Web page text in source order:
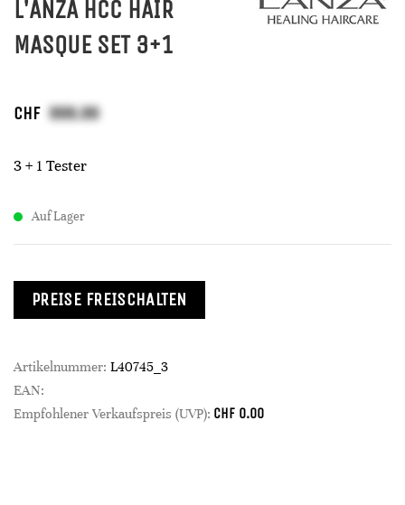
L'ANZA HCC HAIR
MASQUE SET 3+1
CHF
3 + 1 Tester
Auf Lager
PREISE FREISCHALTEN
Artikelnummer: L40745_3
EAN:
Empfohlener Verkaufspreis (UVP): CHF 0.00